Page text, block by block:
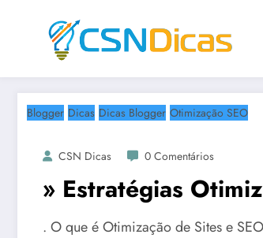
Blogger Dicas Dicas Blogger Otimização SEO
CSN Dicas 0 Comentários
» Estratégias
. O que é Otimização de Sites e